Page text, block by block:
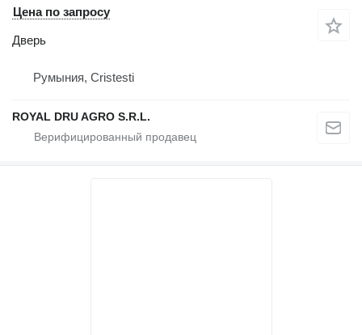
Цена по запросу
Дверь
Румыния, Cristesti
ROYAL DRU AGRO S.R.L.